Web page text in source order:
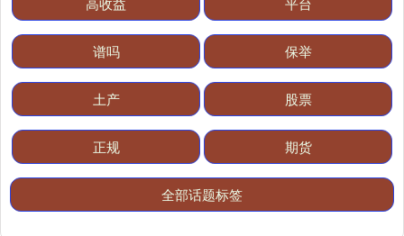
谱吗 保举
土产 股票
正规 期货
全部话题标签